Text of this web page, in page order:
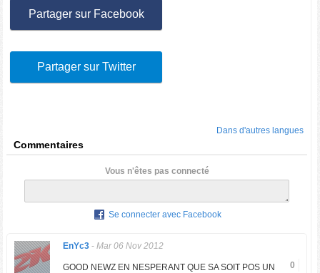
Partager sur Facebook
Partager sur Twitter
Dans d'autres langues
Commentaires
Vous n'êtes pas connecté
Se connecter avec Facebook
EnYc3- Mar 06 Nov 2012
0
GOOD NEWZ EN NESPERANT QUE SA SOIT POS UN